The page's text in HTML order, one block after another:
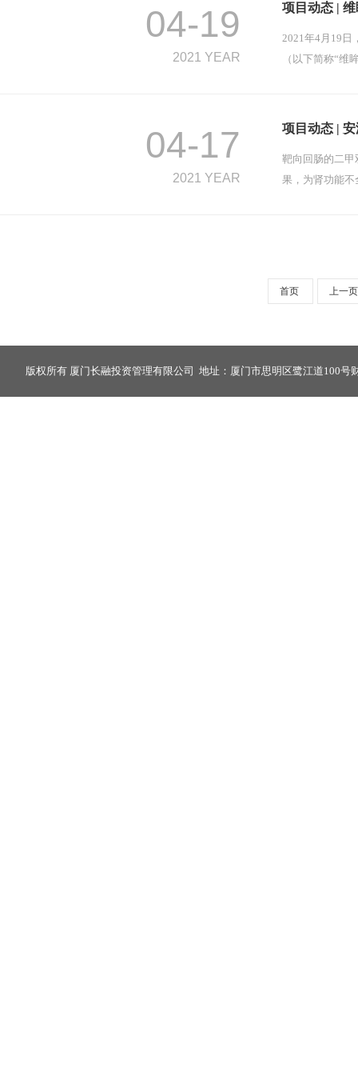
04-19
2021 YEAR
项目动态 |
2021年4月19日
（以下简称“
04-17
2021 YEAR
项目动态 |
靶向回肠的二
果，为肾功能
首页 上一页
版权所有 厦门长融投资管理有限公司 地址：厦门市思明区鹭江道100